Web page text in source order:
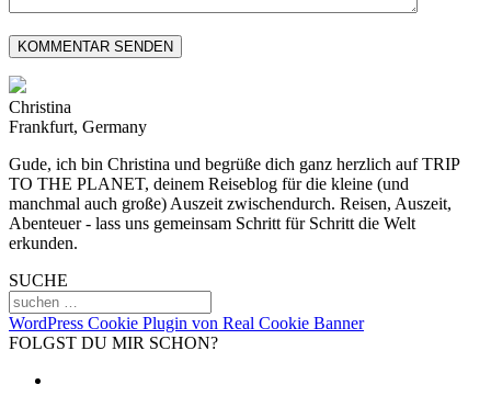
Christina
Frankfurt, Germany
Gude, ich bin Christina und begrüße dich ganz herzlich auf TRIP
TO THE PLANET, deinem Reiseblog für die kleine (und
manchmal auch große) Auszeit zwischendurch. Reisen, Auszeit,
Abenteuer - lass uns gemeinsam Schritt für Schritt die Welt
erkunden.
SUCHE
WordPress Cookie Plugin von Real Cookie Banner
FOLGST DU MIR SCHON?